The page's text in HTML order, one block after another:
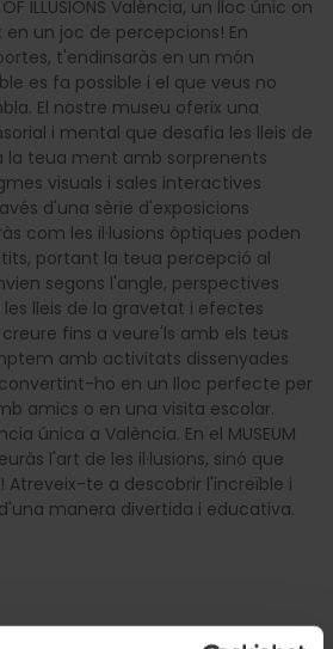
ILLUSIONS València, un lloc únic on
un joc de percepcions! En
t'endinsaràs en un món
es fa possible i el que veus no
El nostre museu oferix una
i mental que desafia les lleis de
la teua ment amb sorprenents
visuals i sales interactives
d'una sèrie d'exposicions
com les il·lusions òptiques poden
portant la teua percepció al
segons l'angle, perspectives
lleis de la gravetat i efectes
fins a veure'ls amb els teus
amb activitats dissenyades
ho en un lloc perfecte per
amics o en una visita escolar.
única a València. En el MUSEUM
l'art de les il·lusions, sinó que
Atreveix-te a descobrir l'increïble i
manera divertida i educativa.